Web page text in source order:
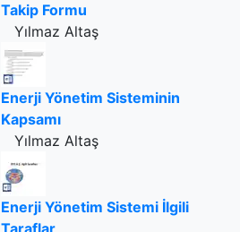
Takip Formu
Yılmaz Altaş
Enerji Yönetim Sisteminin
Kapsamı
Yılmaz Altaş
Enerji Yönetim Sistemi İlgili
Taraflar